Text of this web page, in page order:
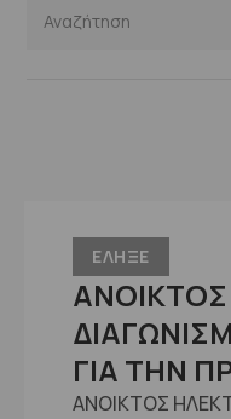
ΕΛΗΞΕ
ΓΙΑ ΤΗΝ
ΑΝΟΙΚΤΟΣ